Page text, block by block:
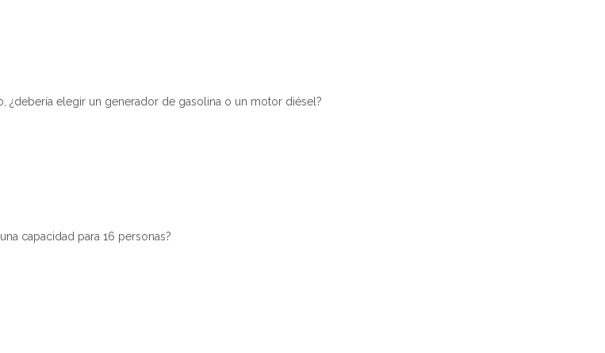
¿debería elegir un generador de gasolina o un motor diésel?
capacidad para 16 personas?